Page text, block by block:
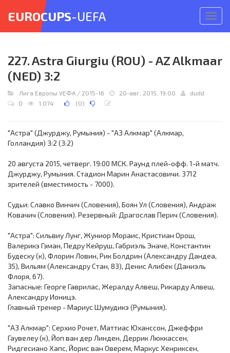
меню
EUROCUPS-UEFA
227. Astra Giurgiu (ROU) - AZ Alkmaar
(NED) 3:2
Лига Европы УЕФА / 2015-16 20-авг, 2015, 19:00
dudd
0
1 074 (0)
"Астра" (Джурджу, Румыния) - "АЗ Алкмар" (Алкмар,
Голландия) 3:2 (3:2)
20 августа 2015, четверг. 19:00 МСК. Раунд плей-офф. 1-й матч.
Джурджу, Румыния. Стадион Марин Анастасовичи. 3712
зрителей (вместимость - 7000).
Судьи: Славко Винчич (Словения), Боян Ул (Словения), Андраж
Ковачич (Словения). Резервный: Драгослав Перич (Словения).
"Астра": Сильвиу Лунг, Жуниор Мораис, Кристиан Орош,
Валерикэ Гэман, Педру Кейруш, Габриэль Эначе, Константин
Будеску (к), Флорин Ловин, Рик Болдрин (Александру Дандеа,
35), Вильям (Александру Стан, 83), Денис Алибек (Даниэль
Флоря, 67).
Запасные: Георге Гаврилас, Жералду Алвеш, Рикарду Алвеш,
Александру Ионицэ.
Главный тренер - Мариус Шумудикэ (Румыния).
"АЗ Алкмар": Серхио Рочет, Маттиас Юханссон, Джеффри
Гаувелеу (к), Йоп ван дер Линден, Деррик Люккассен,
Ридгесиано Хапс, Йорис ван Оверем, Маркус Хенриксен,